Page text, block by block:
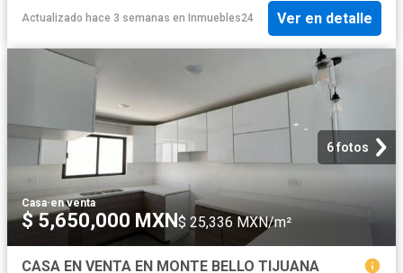
Actualizado hace 3 semanas en Inmuebles24 Ver en detalle
6 fotos
Casa·en venta
$ 5,650,000 MXN$ 25,336 MXN/m²
CASA EN VENTA EN MONTE BELLO TIJUANA